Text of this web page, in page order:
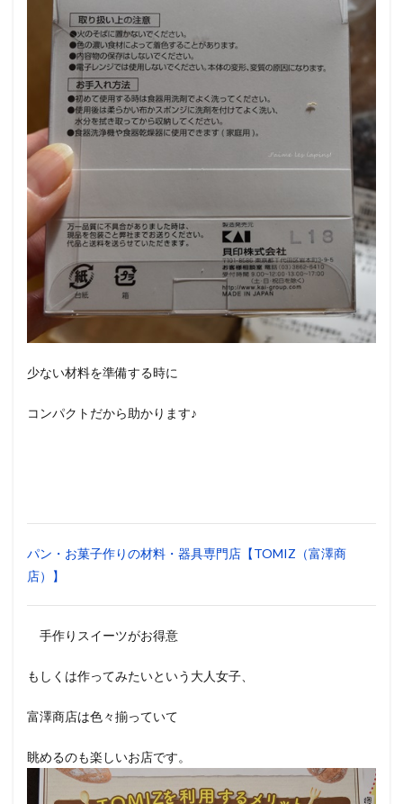
少ない材料を準備する時に
コンパクトだから助かります♪
パン・お菓子作りの材料・器具専門店【TOMIZ（富澤商
店）】
手作りスイーツがお得意
もしくは作ってみたいという大人女子、
富澤商店は色々揃っていて
眺めるのも楽しいお店です。